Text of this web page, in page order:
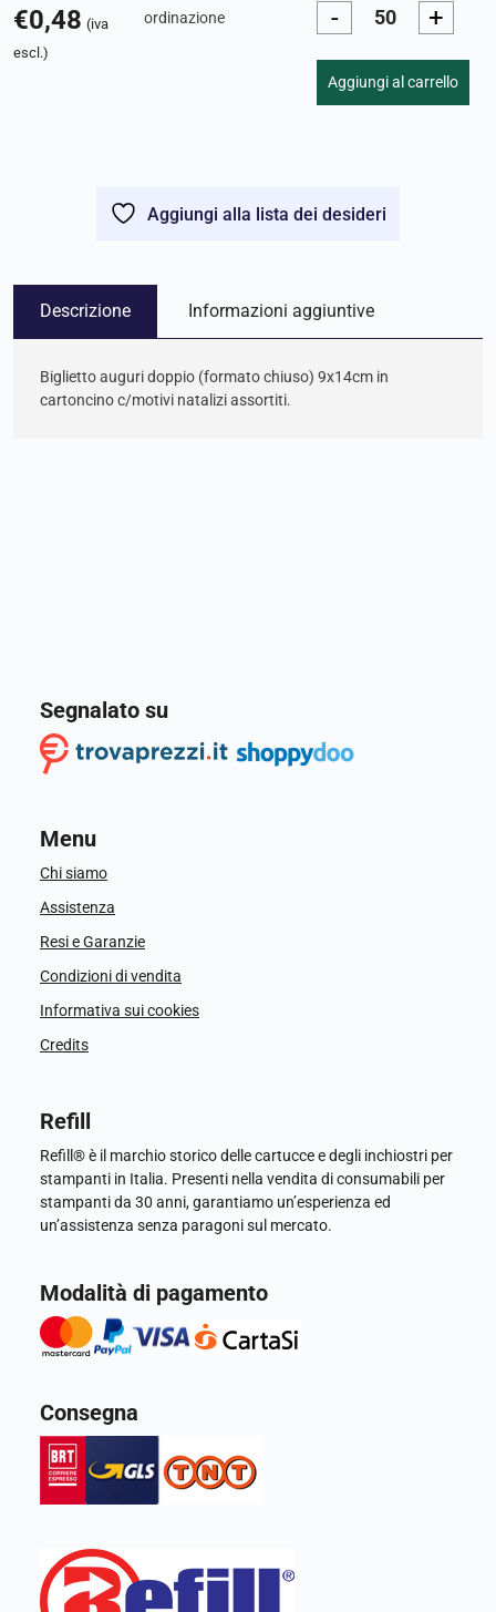
€0,48 (iva
escl.)
ordinazione
- +
Aggiungi al carrello
Aggiungi alla lista dei desideri
Descrizione Informazioni aggiuntive
Biglietto auguri doppio (formato chiuso) 9x14cm in
cartoncino c/motivi natalizi assortiti.
Segnalato su
Menu
Chi siamo
Assistenza
Resi e Garanzie
Condizioni di vendita
Informativa sui cookies
Credits
Refill
Refill® è il marchio storico delle cartucce e degli inchiostri per
stampanti in Italia. Presenti nella vendita di consumabili per
stampanti da 30 anni, garantiamo un’esperienza ed
un’assistenza senza paragoni sul mercato.
Modalità di pagamento
Consegna